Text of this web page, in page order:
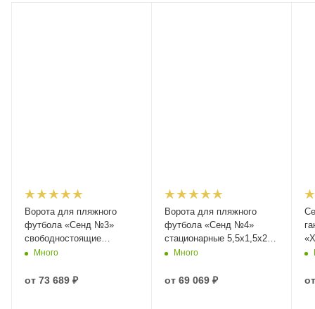
Ворота для пляжного
футбола «Сенд №3»
свободностоящие
5,5х1,5х2,2 м, артикул
Много
от 73 689 ₽
Ворота для пляжного
футбола «Сенд №4»
стационарные 5,5х1,5х2,2
м, артикул 29848
Много
от 69 069 ₽